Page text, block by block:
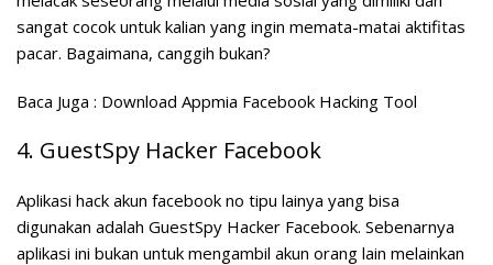
sangat cocok untuk kalian yang ingin memata-matai aktifitas
pacar. Bagaimana, canggih bukan?
Baca Juga : Download Appmia Facebook Hacking Tool
4. GuestSpy Hacker Facebook
Aplikasi hack akun facebook no tipu lainya yang bisa
digunakan adalah GuestSpy Hacker Facebook. Sebenarnya
aplikasi ini bukan untuk mengambil akun orang lain melainkan